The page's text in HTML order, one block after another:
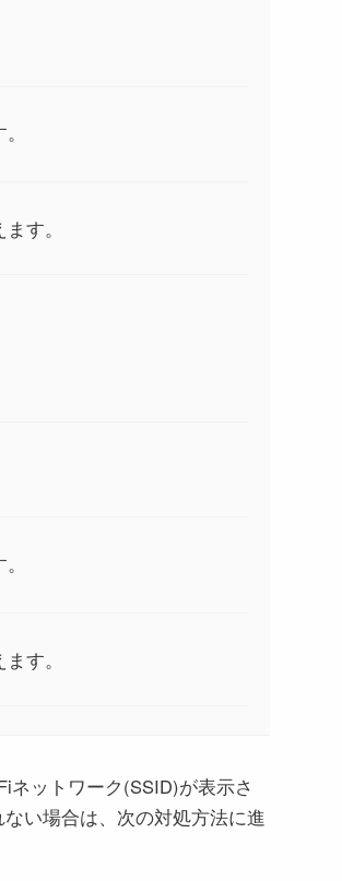
す。
す。
ットワーク(SSID)が表示さ
い場合は、次の対処方法に進